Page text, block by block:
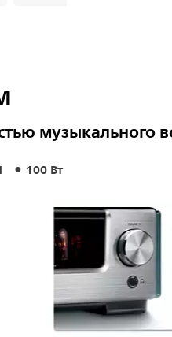
музыкального
100 Вт